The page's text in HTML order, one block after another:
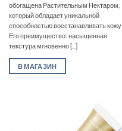
обогащена Растительным Нектаром,
который обладает уникальной
способностью восстанавливать кожу.
Его преимущество: насыщенная
текстура мгновенно [...]
В МАГАЗИН